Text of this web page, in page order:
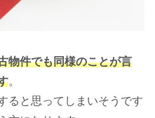
物件でも同様のことが言
。
ると思ってしまいそうです